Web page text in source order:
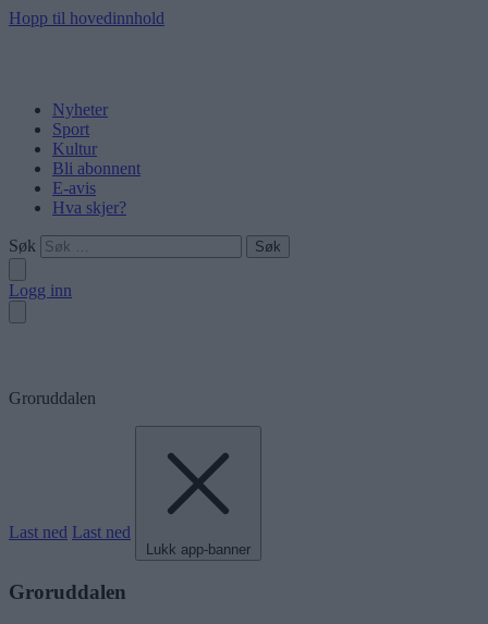
Hopp til hovedinnhold
Nyheter
Sport
Kultur
Bli abonnent
E-avis
Hva skjer?
Søk
Logg inn
Groruddalen
Last ned Last ned
Lukk app-banner
Groruddalen